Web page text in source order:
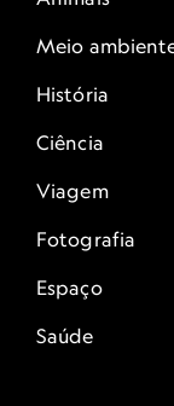
Meio
História
Ciência
Viagem
Fotografia
Espaço
Saúde